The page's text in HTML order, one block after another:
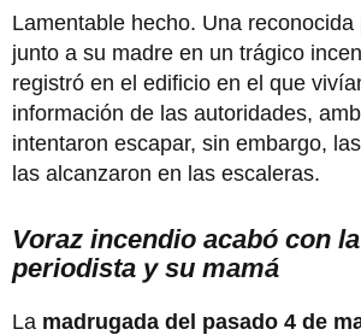
Lamentable hecho. Una
junto a su madre en un trágico
registró en el edificio en el que
información de las autoridades,
intentaron escapar, sin embargo,
las alcanzaron en las escaleras.
Voraz incendio acabó con
periodista y su mamá
La madrugada del pasado 4 de